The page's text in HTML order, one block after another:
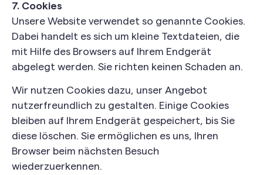
7. Cookies
Unsere Website verwendet so genannte Cookies.
Dabei handelt es sich um kleine Textdateien, die
mit Hilfe des Browsers auf Ihrem Endgerät
abgelegt werden. Sie richten keinen Schaden an.
Wir nutzen Cookies dazu, unser Angebot
nutzerfreundlich zu gestalten. Einige Cookies
bleiben auf Ihrem Endgerät gespeichert, bis Sie
diese löschen. Sie ermöglichen es uns, Ihren
Browser beim nächsten Besuch
wiederzuerkennen.